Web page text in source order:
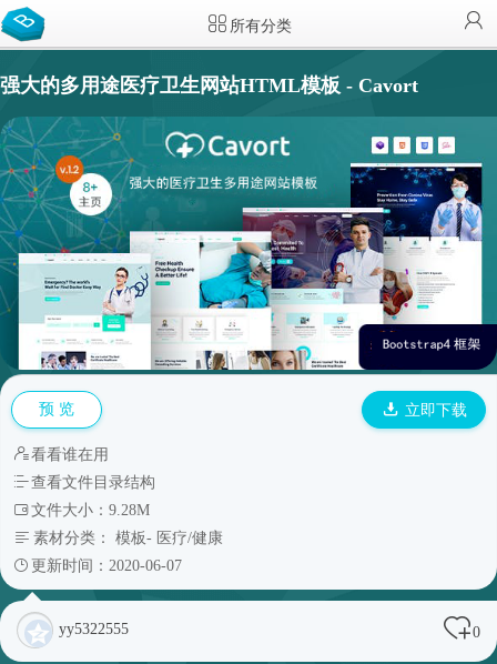
所有分类
强大的多用途医疗卫生网站HTML模板 - Cavort
预 览 立即下载
看看谁在用
查看文件目录结构
文件大小：9.28M
素材分类： 模板- 医疗/健康
更新时间：2020-06-07
yy5322555 0